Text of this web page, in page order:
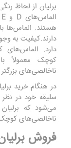
هستند. الماس‌ها
دارند.کیفیت به
دارد. الماس‌های
کوچک معمولاً
ناخالصی‌های
در هنگام خرید
سلیقه خود در
می‌شود که
ناخالصی‌های کوچک
فروش